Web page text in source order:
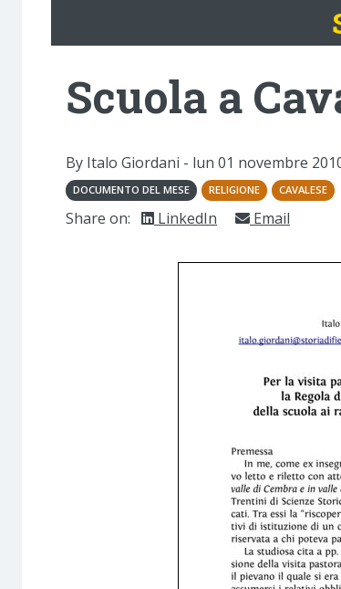
Scuola a
By Italo Giordani - lun 01 novembre
DOCUMENTO DEL MESE RELIGIONE CAVALESE
Share on: LinkedIn Email